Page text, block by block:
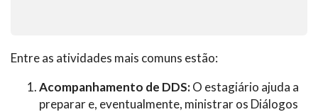
Entre as atividades mais comuns estão:
Acompanhamento de DDS:O estagiário ajuda a
preparar e, eventualmente, ministrar os Diálogos